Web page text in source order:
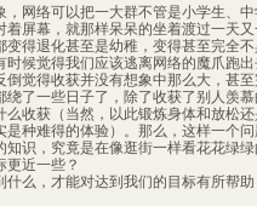
网络可以把一大群不管是小学生、中
着屏幕，就那样呆呆的坐着渡过一天
变得退化甚至是幼稚，变得甚至完全
时候觉得我们应该逃离网络的魔爪跑
倒觉得收获并没有想象中那么大，甚
了一些日子了，除了收获了别人羡
么收获（当然，以此锻炼身体和放松
是种难得的体验）。那么，这样一个
知识，究竟是在像逛街一样看花花绿
更近一些？
么，才能对达到我们的目标有所帮助